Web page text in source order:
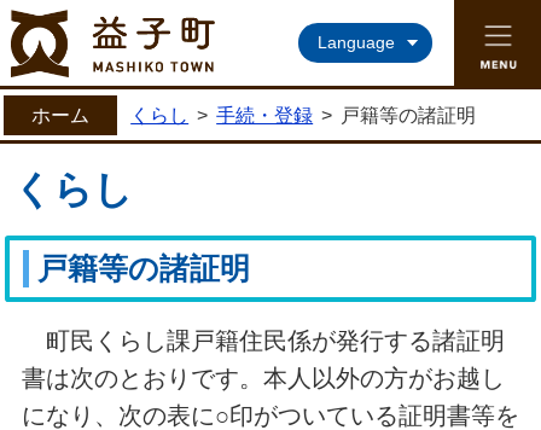
益子町ホームページ
Language
ホーム くらし > 手続・登録 > 戸籍等の諸証明
くらし
戸籍等の諸証明
町民くらし課戸籍住民係が発行する諸証明
書は次のとおりです。 本人以外の方がお越し
になり、次の表に○印がついている証明書等を